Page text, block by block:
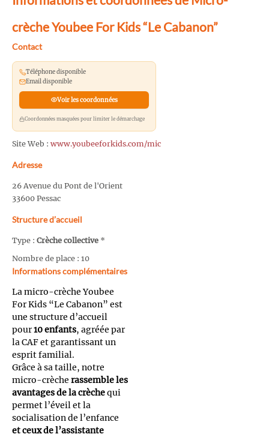
crèche Youbee For Kids “Le Cabanon”
Contact
Téléphone disponible
Email disponible
Voir les coordonnées
Coordonnées masquées pour limiter le démarchage
Site Web : www.youbeeforkids.com/mic
Adresse
26 Avenue du Pont de l'Orient
33600 Pessac
Structure d’accueil
Type : Crèche collective *
Nombre de place : 10
Informations complémentaires
La micro-crèche Youbee
For Kids “Le Cabanon” est
une structure d’accueil
pour10 enfants, agréée par
la CAF et garantissant un
esprit familial.
Grâce à sa taille, notre
micro-crèche rassemble les
avantages de la crèchequi
permet l’éveil et la
socialisation de l’enfance
et ceux de l’assistante